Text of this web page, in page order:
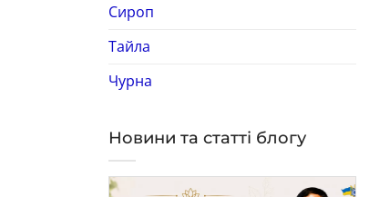
Сироп
Тайла
Чурна
Новини та статті блогу